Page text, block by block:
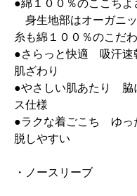
●綿１００％のここちよ
身生地部はオーガニ
糸も綿１００％のこだ
●さらっと快適 吸汗速
肌ざわり
●やさしい肌あたり 脇
ス仕様
●ラクな着ごこち ゆっ
脱しやすい
・ノースリーブ